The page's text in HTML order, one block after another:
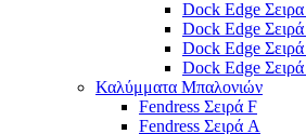
Dock Edge
Dock Edge
Dock Edge
Dock Edge
Καλύμματα Μπαλονιών
Fendress Σειρά F
Fendress Σειρά A